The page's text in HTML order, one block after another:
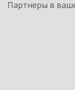
Партнеры в